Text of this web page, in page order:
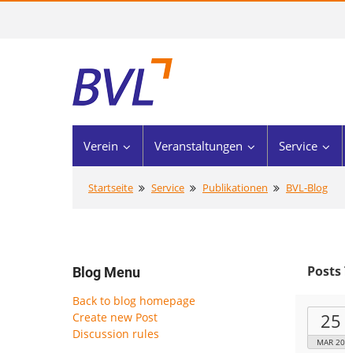
Verein Veranstaltungen Service
Startseite Service Publikationen BVL-Blog
Blog Menu
Back to blog homepage
Create new Post
Discussion rules
Posts
25
MAR 20